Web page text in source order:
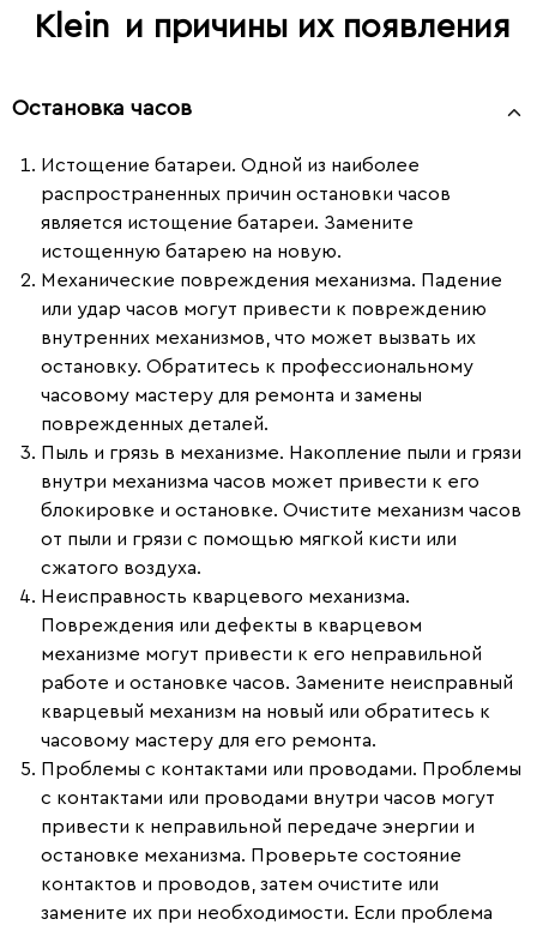
Klein и причины их появления
Остановка часов
Истощение батареи. Одной из наиболее
распространенных причин остановки часов
является истощение батареи. Замените
истощенную батарею на новую.
Механические повреждения механизма. Падение
или удар часов могут привести к повреждению
внутренних механизмов, что может вызвать их
остановку. Обратитесь к профессиональному
часовому мастеру для ремонта и замены
поврежденных деталей.
Пыль и грязь в механизме. Накопление пыли и грязи
внутри механизма часов может привести к его
блокировке и остановке. Очистите механизм часов
от пыли и грязи с помощью мягкой кисти или
сжатого воздуха.
Неисправность кварцевого механизма.
Повреждения или дефекты в кварцевом
механизме могут привести к его неправильной
работе и остановке часов. Замените неисправный
кварцевый механизм на новый или обратитесь к
часовому мастеру для его ремонта.
Проблемы с контактами или проводами. Проблемы
с контактами или проводами внутри часов могут
привести к неправильной передаче энергии и
остановке механизма. Проверьте состояние
контактов и проводов, затем очистите или
замените их при необходимости. Если проблема